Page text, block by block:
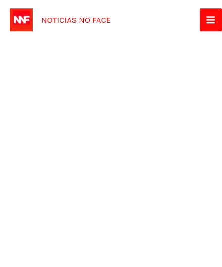
para
NOTICIAS NO FACE